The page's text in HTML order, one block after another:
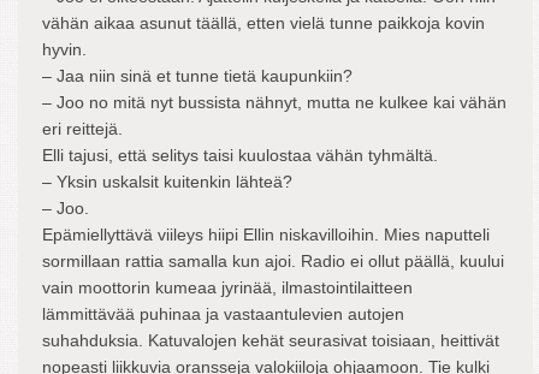
vähän aikaa asunut täällä, etten vielä tunne paikkoja kovin
hyvin.
– Jaa niin sinä et tunne tietä kaupunkiin?
– Joo no mitä nyt bussista nähnyt, mutta ne kulkee kai vähän
eri reittejä.
Elli tajusi, että selitys taisi kuulostaa vähän tyhmältä.
– Yksin uskalsit kuitenkin lähteä?
– Joo.
Epämiellyttävä viileys hiipi Ellin niskavilloihin. Mies naputteli
sormillaan rattia samalla kun ajoi. Radio ei ollut päällä, kuului
vain moottorin kumeaa jyrinää, ilmastointilaitteen
lämmittävää puhinaa ja vastaantulevien autojen
suhahduksia. Katuvalojen kehät seurasivat toisiaan, heittivät
nopeasti liikkuvia oransseja valokiiloja ohjaamoon. Tie kulki